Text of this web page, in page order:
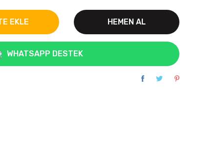
EKLE HEMEN AL
WHATSAPP DESTEK